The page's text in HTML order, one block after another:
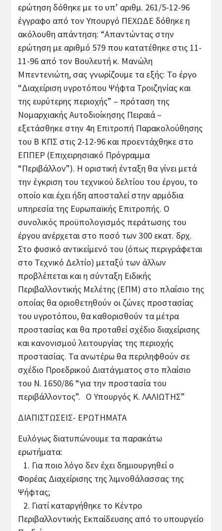
ερώτηση δόθηκε με το υπ’ αριθμ. 261/5-12-96
έγγραφο από τον Υπουργό ΠΕΧΩΔΕ δόθηκε η
ακόλουθη απάντηση: “Απαντώντας στην
ερώτηση με αριθμό 579 που κατατέθηκε στις 11-
11-96 από τον Βουλευτή κ. Μανώλη
Μπεντενιώτη, σας γνωρίζουμε τα εξής: Το έργο
“Διαχείριση υγροτόπου Ψήφτα Τροιζηνίας και
της ευρύτερης περιοχής” – πρόταση της
Νομαρχιακής Αυτοδιοίκησης Πειραιά –
εξετάσθηκε στην 4η Επιτροπή Παρακολούθησης
του Β ΚΠΣ στις 2-12-96 και προεντάχθηκε στο
ΕΠΠΕΡ (Επιχειρησιακό Πρόγραμμα
“Περιβάλλον”). Η οριστική ένταξη θα γίνει μετά
την έγκριση του τεχνικού δελτίου του έργου, το
οποίο και έχει ήδη αποσταλεί στην αρμόδια
υπηρεσία της Ευρωπαϊκής Επιτροπής. Ο
συνολικός προϋπολογισμός περάτωσης του
έργου ανέρχεται στο ποσό των 300 εκατ. δρχ.
Στο φυσικό αντικείμενό του (όπως περιγράφεται
στο Τεχνικό Δελτίο) μεταξύ των άλλων
προβλέπεται και η σύνταξη Ειδικής
Περιβαλλοντικής Μελέτης (ΕΠΜ) στο πλαίσιο της
οποίας θα οριοθετηθούν οι ζώνες προστασίας
του υγροτόπου, θα καθορισθούν τα μέτρα
προστασίας και θα προταθεί σχέδιο διαχείρισης
και κανονισμού λειτουργίας της περιοχής
προστασίας. Τα ανωτέρω θα περιληφθούν σε
σχέδιο Προεδρικού Διατάγματος στο πλαίσιο
του Ν. 1650/86 “για την προστασία του
περιβάλλοντος”. Ο Υπουργός Κ. ΛΑΛΙΩΤΗΣ”
ΔΙΑΠΙΣΤΩΣΕΙΣ- ΕΡΩΤΗΜΑΤΑ
Ευλόγως διατυπώνουμε τα παρακάτω
ερωτήματα:
1. Για ποιο λόγο δεν έχει δημιουργηθεί ο
Φορέας Διαχείρισης της λιμνοθάλασσας της
Ψήφτας;
2. Γιατί καταργήθηκε το Κέντρο
Περιβαλλοντικής Εκπαίδευσης από το υπουργείο